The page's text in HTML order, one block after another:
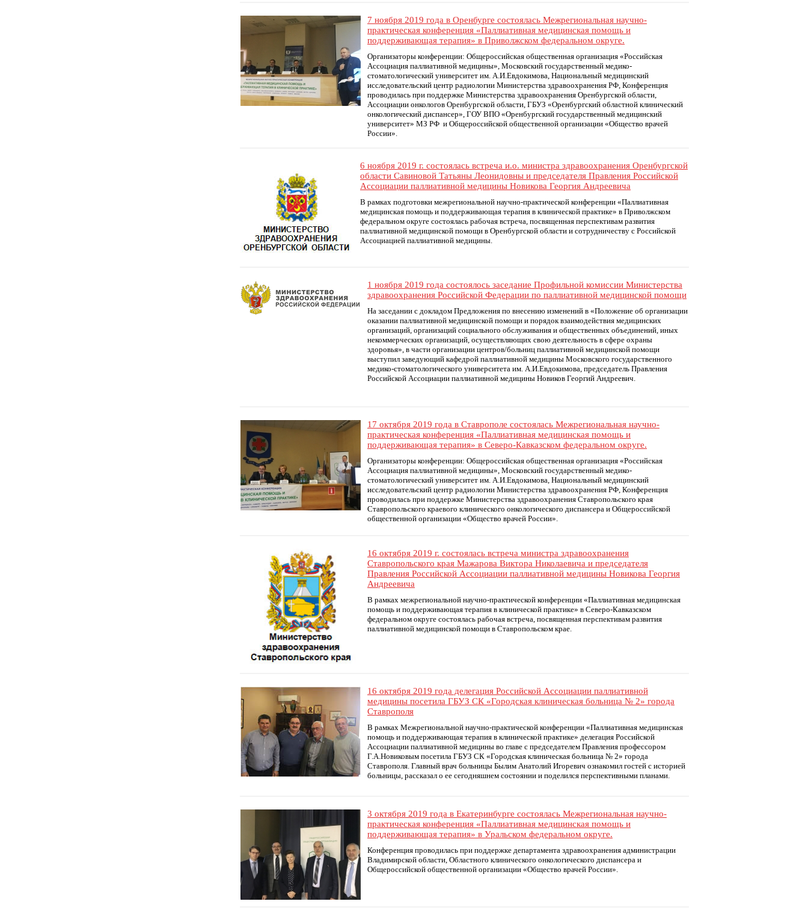
7 ноября 2019 года в Оренбурге состоялась Межрегиональная научно-
практическая конференция «Паллиативная медицинская помощь и
поддерживающая терапия» в Приволжском федеральном округе.
Организаторы конференции: Общероссийская общественная организация «Российская
Ассоциация паллиативной медицины», Московский государственный медико-
стоматологический университет им. А.И.Евдокимова, Национальный медицинский
исследовательский центр радиологии Министерства здравоохранения РФ, Конференция
проводилась при поддержке Министерства здравоохранения Оренбургской области,
Ассоциации онкологов Оренбургской области, ГБУЗ «Оренбургский областной клинический
онкологический диспансер», ГОУ ВПО «Оренбургский государственный медицинский
университет» МЗ РФ и Общероссийской общественной организации «Общество врачей
России».
6 ноября 2019 г. состоялась встреча и.о. министра здравоохранения Оренбургской
области Савиновой Татьяны Леонидовны и председателя Правления Российской
Ассоциации паллиативной медицины Новикова Георгия Андреевича
В рамках подготовки межрегиональной научно-практической конференции «Паллиативная
медицинская помощь и поддерживающая терапия в клинической практике» в Приволжском
федеральном округе состоялась рабочая встреча, посвященная перспективам развития
паллиативной медицинской помощи в Оренбургской области и сотрудничеству с Российской
Ассоциацией паллиативной медицины.
1 ноября 2019 года состоялось заседание Профильной комиссии Министерства
здравоохранения Российской Федерации по паллиативной медицинской помощи
На заседании с докладом Предложения по внесению изменений в «Положение об организации
оказании паллиативной медицинской помощи и порядок взаимодействия медицинских
организаций, организаций социального обслуживания и общественных объединений, иных
некоммерческих организаций, осуществляющих свою деятельность в сфере охраны
здоровья», в части организации центров/больниц паллиативной медицинской помощи
выступил заведующий кафедрой паллиативной медицины Московского государственного
медико-стоматологического университета им. А.И.Евдокимова, председатель Правления
Российской Ассоциации паллиативной медицины Новиков Георгий Андреевич.
17 октября 2019 года в Ставрополе состоялась Межрегиональная научно-
практическая конференция «Паллиативная медицинская помощь и
поддерживающая терапия» в Северо-Кавказском федеральном округе.
Организаторы конференции: Общероссийская общественная организация «Российская
Ассоциация паллиативной медицины», Московский государственный медико-
стоматологический университет им. А.И.Евдокимова, Национальный медицинский
исследовательский центр радиологии Министерства здравоохранения РФ, Конференция
проводилась при поддержке Министерства здравоохранения Ставропольского края
Ставропольского краевого клинического онкологического диспансера и Общероссийской
общественной организации «Общество врачей России».
16 октября 2019 г. состоялась встреча министра здравоохранения
Ставропольского края Мажарова Виктора Николаевича и председателя
Правления Российской Ассоциации паллиативной медицины Новикова Георгия
Андреевича
В рамках межрегиональной научно-практической конференции «Паллиативная медицинская
помощь и поддерживающая терапия в клинической практике» в Северо-Кавказском
федеральном округе состоялась рабочая встреча, посвященная перспективам развития
паллиативной медицинской помощи в Ставропольском крае.
16 октября 2019 года делегация Российской Ассоциации паллиативной
медицины посетила ГБУЗ СК «Городская клиническая больница № 2» города
Ставрополя
В рамках Межрегиональной научно-практической конференции «Паллиативная медицинская
помощь и поддерживающая терапия в клинической практике» делегация Российской
Ассоциации паллиативной медицины во главе с председателем Правления профессором
Г.А.Новиковым посетила ГБУЗ СК «Городская клиническая больница № 2» города
Ставрополя. Главный врач больницы Былим Анатолий Игоревич ознакомил гостей с историей
больницы, рассказал о ее сегодняшнем состоянии и поделился перспективными планами.
3 октября 2019 года в Екатеринбурге состоялась Межрегиональная научно-
практическая конференция «Паллиативная медицинская помощь и
поддерживающая терапия» в Уральском федеральном округе.
Конференция проводилась при поддержке департамента здравоохранения администрации
Владимирской области, Областного клинического онкологического диспансера и
Общероссийской общественной организации «Общество врачей России».